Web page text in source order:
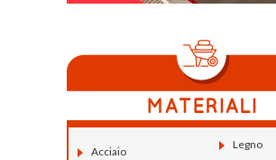
Acciaio
Legno